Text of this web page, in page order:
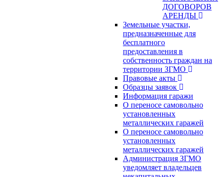
ДОГОВОРОВ
АРЕНДЫ
Земельные участки,
предназначенные для
бесплатного
предоставления в
собственность граждан на
территории ЗГМО
Правовые акты
Образцы заявок
Информация гаражи
О переносе самовольно
установленных
металлических гаражей
О переносе самовольно
установленных
металлических гаражей
Администрация ЗГМО
уведомляет владельцев